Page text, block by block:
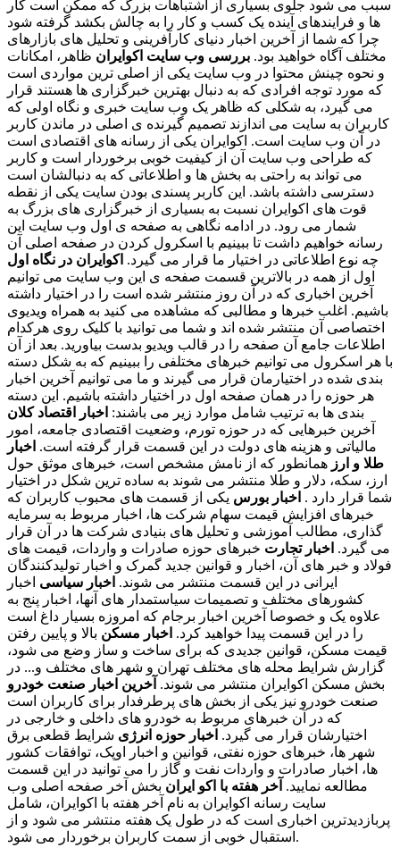
سبب می شود جلوی بسیاری از اشتباهات بزرگ که ممکن است کار
ها و فرایندهای آینده یک کسب و کار را به چالش بکشد گرفته شود
چرا که شما از آخرین اخبار دنیای کارآفرینی و تحلیل های بازارهای
مختلف آگاه خواهید بود. بررسی وب سایت اکوایران ظاهر، امکانات
و نحوه چینش محتوا در وب سایت یکی از اصلی ترین مواردی است
که مورد توجه افرادی که به دنبال بهترین خبرگزاری ها هستند قرار
می گیرد، به شکلی که ظاهر یک وب سایت خبری و نگاه اولی که
کاربران به سایت می اندازند تصمیم گیرنده ی اصلی در ماندن کاربر
در آن وب سایت است. اکوایران یکی از رسانه های اقتصادی است
که طراحی وب سایت آن از کیفیت خوبی برخوردار است و کاربر
می تواند به راحتی به بخش ها و اطلاعاتی که به دنبالشان است
دسترسی داشته باشد. این کاربر پسندی بودن سایت یکی از نقطه
قوت های اکوایران نسبت به بسیاری از خبرگزاری های بزرگ به
شمار می رود. در ادامه نگاهی به صفحه ی اول وب سایت این
رسانه خواهیم داشت تا ببینیم با اسکرول کردن در صفحه اصلی آن
چه نوع اطلاعاتی در اختیار ما قرار می گیرد. اکوایران در نگاه اول
اول از همه در بالاترین قسمت صفحه ی این وب سایت می توانیم
آخرین اخباری که در آن روز منتشر شده است را در اختیار داشته
باشیم. اغلب خبرها و مطالبی که مشاهده می کنید به همراه ویدیوی
اختصاصی آن منتشر شده اند و شما می توانید با کلیک روی هرکدام
اطلاعات جامع آن صفحه را در قالب ویدیو بدست بیاورید. بعد از آن
با هر اسکرول می توانیم خبرهای مختلفی را ببینیم که به شکل دسته
بندی شده در اختیارمان قرار می گیرند و ما می توانیم آخرین اخبار
هر حوزه را در همان صفحه اول در اختیار داشته باشیم. این دسته
بندی ها به ترتیب شامل موارد زیر می باشند: اخبار اقتصاد کلان
آخرین خبرهایی که در حوزه تورم، وضعیت اقتصادی جامعه، امور
مالیاتی و هزینه های دولت در این قسمت قرار گرفته است. اخبار
طلا و ارز همانطور که از نامش مشخص است، خبرهای موثق حول
ارز، سکه، دلار و طلا منتشر می شوند به ساده ترین شکل در اختیار
شما قرار دارد . اخبار بورس یکی از قسمت های محبوب کاربران که
خبرهای افزایش قیمت سهام شرکت ها، اخبار مربوط به سرمایه
گذاری، مطالب آموزشی و تحلیل های بنیادی شرکت ها در آن قرار
می گیرد. اخبار تجارت خبرهای حوزه صادرات و واردات، قیمت های
فولاد و خبر های آن، اخبار و قوانین جدید گمرک و اخبار تولیدکنندگان
ایرانی در این قسمت منتشر می شوند. اخبار سیاسی اخبار
کشورهای مختلف و تصمیمات سیاستمدار های آنها، اخبار پنج به
علاوه یک و خصوصا آخرین اخبار برجام که امروزه بسیار داغ است
را در این قسمت پیدا خواهید کرد. اخبار مسکن بالا و پایین رفتن
قیمت مسکن، قوانین جدیدی که برای ساخت و ساز وضع می شود،
گزارش شرایط محله های مختلف تهران و شهر های مختلف و... در
بخش مسکن اکوایران منتشر می شوند. آخرین اخبار صنعت خودرو
صنعت خودرو نیز یکی از بخش های پرطرفدار برای کاربران است
که در آن خبرهای مربوط به خودرو های داخلی و خارجی در
اختیارشان قرار می گیرد. اخبار حوزه انرژی شرایط قطعی برق
شهر ها، خبرهای حوزه نفتی، قوانین و اخبار اوپک، توافقات کشور
ها، اخبار صادرات و واردات نفت و گاز را می توانید در این قسمت
مطالعه نمایید. آخر هفته با اکو ایران بخش آخر صفحه اصلی وب
سایت رسانه اکوایران به نام آخر هفته با اکوایران، شامل
پربازدیدترین اخباری است که در طول یک هفته منتشر می شود و از
استقبال خوبی از سمت کاربران برخوردار می شود.